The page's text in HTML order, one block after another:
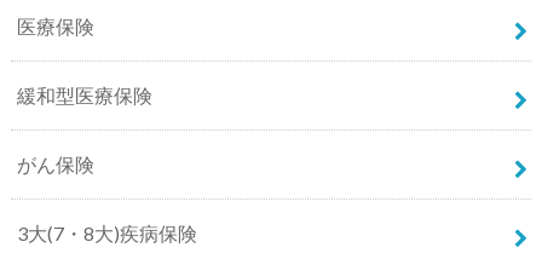
医療保険
緩和型医療保険
がん保険
3大(7・8大)疾病保険